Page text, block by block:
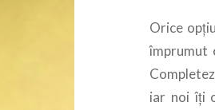
Orice
împrumut
iar noi îți